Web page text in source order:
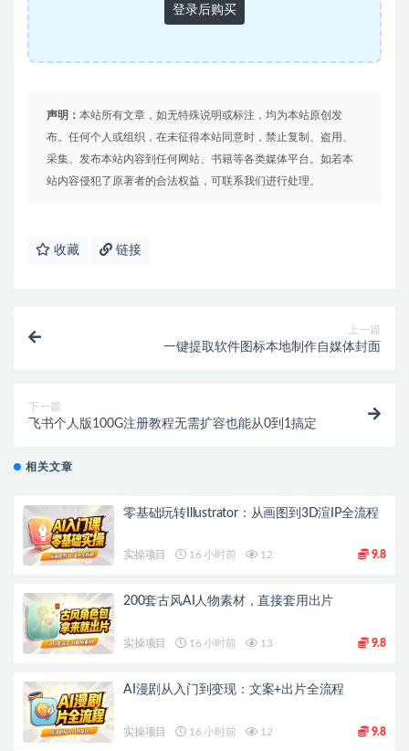
登录后购买
声明： 本站所有文章，如无特殊说明或标注，均为本站原创发
布。任何个人或组织，在未征得本站同意时，禁止复制、盗用、
采集、发布本站内容到任何网站、书籍等各类媒体平台。如若本
站内容侵犯了原著者的合法权益，可联系我们进行处理。
收藏 链接
上一篇
一键提取软件图标本地制作自媒体封面
下一篇
飞书个人版100G注册教程无需扩容也能从0到1搞定
相关文章
零基础玩转Illustrator：从画图到3D渲IP全流程
实操项目 16 小时前 12 9.8
200套古风AI人物素材，直接套用出片
实操项目 16 小时前 13 9.8
AI漫剧从入门到变现：文案+出片全流程
实操项目 16 小时前 12 9.8